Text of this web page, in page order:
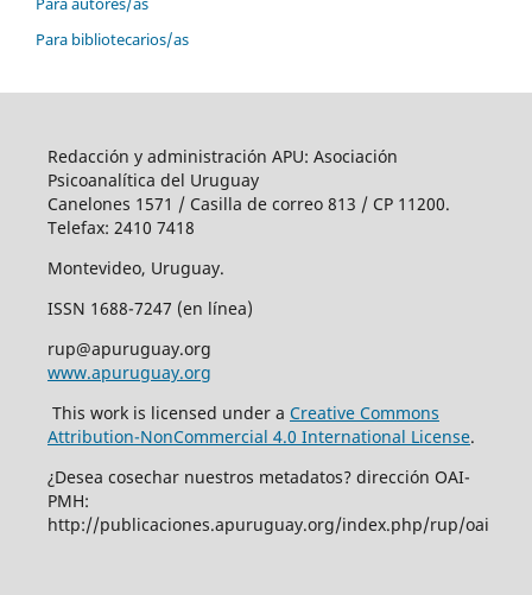
Para bibliotecarios/as
Redacción y administración APU: Asociación
Psicoanalítica del Uruguay
Canelones 1571 / Casilla de correo 813 / CP 11200.
Telefax: 2410 7418
Montevideo, Uruguay.
ISSN 1688-7247 (en línea)
rup@apuruguay.org
www.apuruguay.org
This work is licensed under a Creative Commons
Attribution-NonCommercial 4.0 International License.
¿Desea cosechar nuestros metadatos? dirección OAI-
PMH:
http://publicaciones.apuruguay.org/index.php/rup/oai